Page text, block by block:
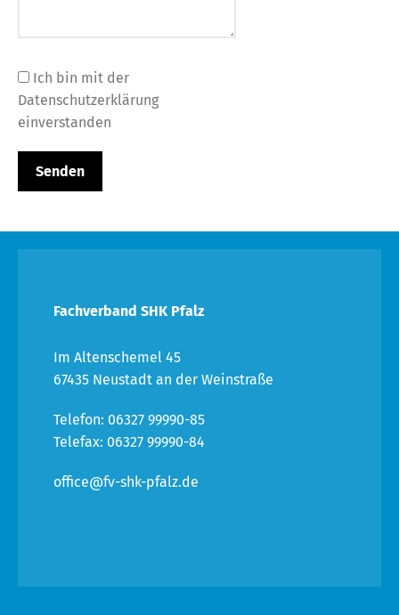
Ich bin mit der
Datenschutzerklärung
einverstanden
Fachverband SHK Pfalz
Im Altenschemel 45
67435 Neustadt an der Weinstraße
Telefon: 06327 99990-85
Telefax: 06327 99990-84
office@fv-shk-pfalz.de